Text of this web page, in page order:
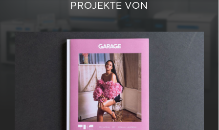
PROJEKTE VON